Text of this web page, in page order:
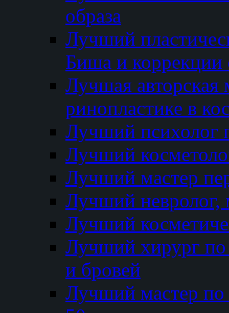
образа
Лучший
Биша и коррекции
Лучшая авторская
ринопластике в
Лучший психолог
Лучший
Лучший мастер
Лучший невролог,
Лучший
Лучший хирург по
и бровей
Лучший мастер